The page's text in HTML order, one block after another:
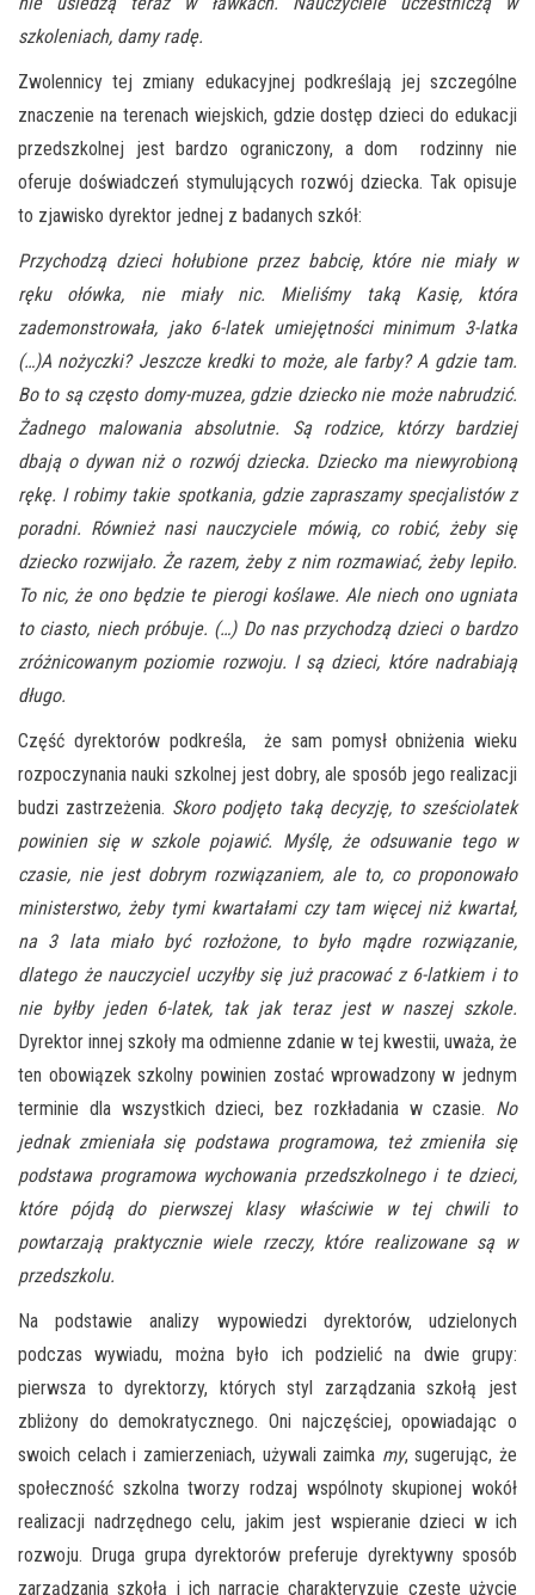
szkoleniach, damy radę.
Zwolennicy tej zmiany edukacyjnej podkreślają jej szczególne
znaczenie na terenach wiejskich, gdzie dostęp dzieci do edukacji
przedszkolnej jest bardzo ograniczony, a dom rodzinny nie
oferuje doświadczeń stymulujących rozwój dziecka. Tak opisuje
to zjawisko dyrektor jednej z badanych szkół:
Przychodzą dzieci hołubione przez babcię, które nie miały w
ręku ołówka, nie miały nic. Mieliśmy taką Kasię, która
zademonstrowała, jako 6-latek umiejętności minimum 3-latka
(…)A nożyczki? Jeszcze kredki to może, ale farby? A gdzie tam.
Bo to są często domy-muzea, gdzie dziecko nie może nabrudzić.
Żadnego malowania absolutnie. Są rodzice, którzy bardziej
dbają o dywan niż o rozwój dziecka. Dziecko ma niewyrobioną
rękę. I robimy takie spotkania, gdzie zapraszamy specjalistów z
poradni. Również nasi nauczyciele mówią, co robić, żeby się
dziecko rozwijało. Że razem, żeby z nim rozmawiać, żeby lepiło.
To nic, że ono będzie te pierogi koślawe. Ale niech ono ugniata
to ciasto, niech próbuje. (…) Do nas przychodzą dzieci o bardzo
zróżnicowanym poziomie rozwoju. I są dzieci, które nadrabiają
długo.
Część dyrektorów podkreśla, że sam pomysł obniżenia wieku
rozpoczynania nauki szkolnej jest dobry, ale sposób jego realizacji
budzi zastrzeżenia. Skoro podjęto taką decyzję, to sześciolatek
powinien się w szkole pojawić. Myślę, że odsuwanie tego w
czasie, nie jest dobrym rozwiązaniem, ale to, co proponowało
ministerstwo, żeby tymi kwartałami czy tam więcej niż kwartał,
na 3 lata miało być rozłożone, to było mądre rozwiązanie,
dlatego że nauczyciel uczyłby się już pracować z 6-latkiem i to
nie byłby jeden 6-latek, tak jak teraz jest w naszej szkole.
Dyrektor innej szkoły ma odmienne zdanie w tej kwestii, uważa, że
ten obowiązek szkolny powinien zostać wprowadzony w jednym
terminie dla wszystkich dzieci, bez rozkładania w czasie. No
jednak zmieniała się podstawa programowa, też zmieniła się
podstawa programowa wychowania przedszkolnego i te dzieci,
które pójdą do pierwszej klasy właściwie w tej chwili to
powtarzają praktycznie wiele rzeczy, które realizowane są w
przedszkolu.
Na podstawie analizy wypowiedzi dyrektorów, udzielonych
podczas wywiadu, można było ich podzielić na dwie grupy:
pierwsza to dyrektorzy, których styl zarządzania szkołą jest
zbliżony do demokratycznego. Oni najczęściej, opowiadając o
swoich celach i zamierzeniach, używali zaimka my, sugerując, że
społeczność szkolna tworzy rodzaj wspólnoty skupionej wokół
realizacji nadrzędnego celu, jakim jest wspieranie dzieci w ich
rozwoju. Druga grupa dyrektorów preferuje dyrektywny sposób
zarządzania szkołą i ich narracje charakteryzuje częste użycie